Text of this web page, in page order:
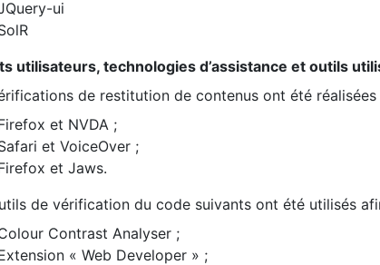
ui
utilisateurs, technologies d’assistance et outils
de restitution de contenus ont été
et NVDA ;
et VoiceOver ;
et Jaws.
de vérification du code suivants ont été utilisés
Contrast Analyser ;
« Web Developer » ;